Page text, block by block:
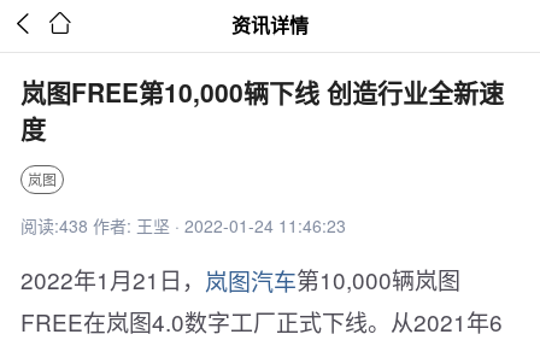
  资讯详情
岚图FREE第10,000辆下线 创造行业全新速
度
岚图
阅读:438 作者: 王坚 · 2022-01-24 11:46:23
2022年1月21日， 岚图汽车第10,000辆岚图
FREE在岚图4.0数字工厂正式下线。从2021年6